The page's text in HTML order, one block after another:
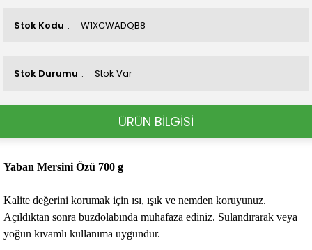
Stok Kodu W1XCWADQB8
Stok Durumu Stok Var
ÜRÜN BİLGİSİ
Yaban Mersini Özü 700 g
Kalite değerini korumak için ısı, ışık ve nemden koruyunuz.
Açıldıktan sonra buzdolabında muhafaza ediniz. Sulandırarak veya
yoğun kıvamlı kullanıma uygundur.